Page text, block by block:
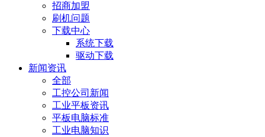
招商加盟
刷机问题
下载中心
系统下载
驱动下载
新闻资讯
全部
工控公司新闻
工业平板资讯
平板电脑标准
工业电脑知识